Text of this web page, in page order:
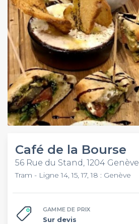
Café de la Bourse
56 Rue du Stand, 1204 Genève
Tram - Ligne 14, 15, 17, 18 : Genève
GAMME DE PRIX
Sur devis